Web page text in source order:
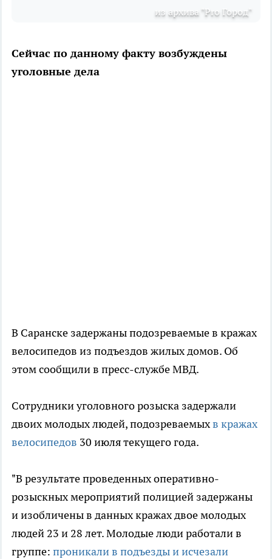
из архива "Pro Город"
Сейчас по данному факту возбуждены
уголовные дела
В Саранске задержаны подозреваемые в кражах
велосипедов из подъездов жилых домов. Об
этом сообщили в пресс-службе МВД.
Сотрудники уголовного розыска задержали
двоих молодых людей, подозреваемыхв кражах
велосипедов 30 июля текущего года.
"В результате проведенных оперативно-
розыскных мероприятий полицией задержаны
и изобличены в данных кражах двое молодых
людей 23 и 28 лет. Молодые люди работали в
группе: проникали в подъезды и исчезали